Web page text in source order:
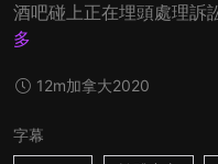
酒吧碰上正在埋頭處理訴
多
12m加拿大2020
字幕